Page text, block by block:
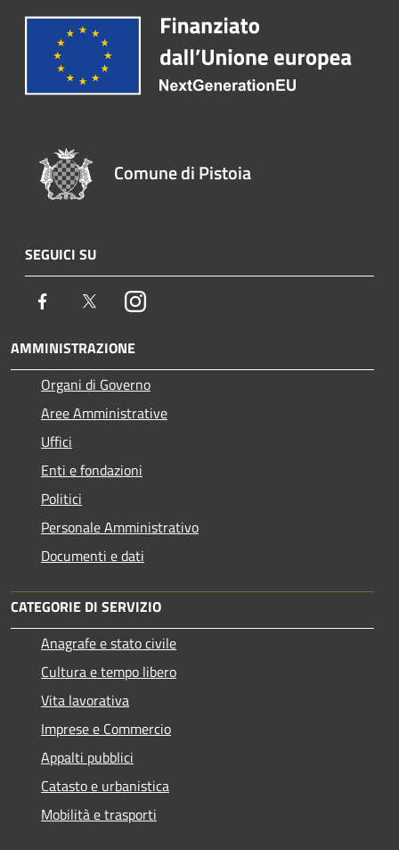
Comune di Pistoia
SEGUICI SU
Facebook TwitterInstagram
AMMINISTRAZIONE
Organi di Governo
Aree Amministrative
Uffici
Enti e fondazioni
Politici
Personale Amministrativo
Documenti e dati
CATEGORIE DI SERVIZIO
Anagrafe e stato civile
Cultura e tempo libero
Vita lavorativa
Imprese e Commercio
Appalti pubblici
Catasto e urbanistica
Mobilità e trasporti